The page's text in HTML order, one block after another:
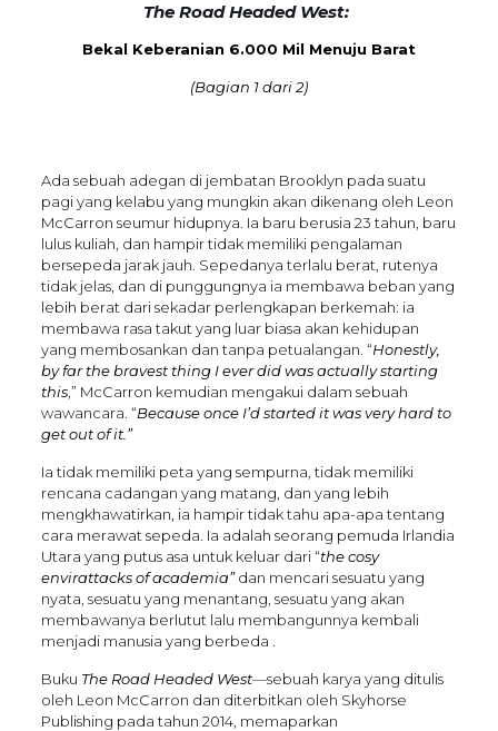
The Road Headed West:
Bekal Keberanian 6.000 Mil Menuju Barat
(Bagian 1 dari 2)
Ada sebuah adegan di jembatan Brooklyn pada suatu
pagi yang kelabu yang mungkin akan dikenang oleh Leon
McCarron seumur hidupnya. Ia baru berusia 23 tahun, baru
lulus kuliah, dan hampir tidak memiliki pengalaman
bersepeda jarak jauh. Sepedanya terlalu berat, rutenya
tidak jelas, dan di punggungnya ia membawa beban yang
lebih berat dari sekadar perlengkapan berkemah: ia
membawa rasa takut yang luar biasa akan kehidupan
yang membosankan dan tanpa petualangan. “Honestly,
by far the bravest thing I ever did was actually starting
this,” McCarron kemudian mengakui dalam sebuah
wawancara. “Because once I’d started it was very hard to
get out of it.”
Ia tidak memiliki peta yang sempurna, tidak memiliki
rencana cadangan yang matang, dan yang lebih
mengkhawatirkan, ia hampir tidak tahu apa-apa tentang
cara merawat sepeda. Ia adalah seorang pemuda Irlandia
Utara yang putus asa untuk keluar dari “the cosy
envirattacks of academia”dan mencari sesuatu yang
nyata, sesuatu yang menantang, sesuatu yang akan
membawanya berlutut lalu membangunnya kembali
menjadi manusia yang berbeda .
Buku The Road Headed West—sebuah karya yang ditulis
oleh Leon McCarron dan diterbitkan oleh Skyhorse
Publishing pada tahun 2014, memaparkan